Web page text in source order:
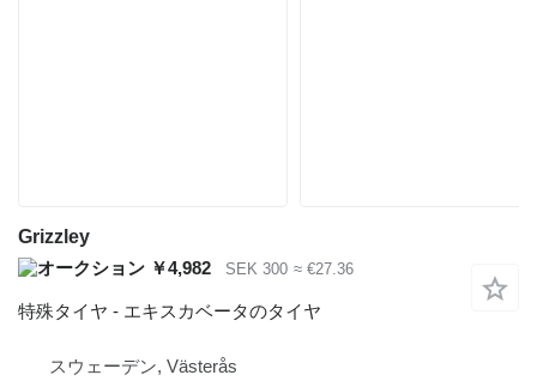
Grizzley
￥4,982
SEK 300 ≈ €27.36
特殊タイヤ - エキスカベータのタイヤ
スウェーデン, Västerås